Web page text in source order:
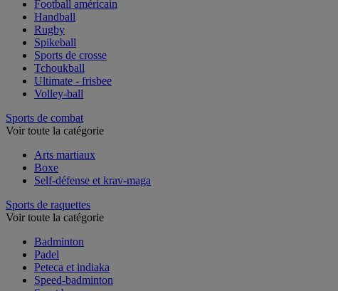
Football américain
Handball
Rugby
Spikeball
Sports de crosse
Tchoukball
Ultimate - frisbee
Volley-ball
Sports de combat
Voir toute la catégorie
Arts martiaux
Boxe
Self-défense et krav-maga
Sports de raquettes
Voir toute la catégorie
Badminton
Padel
Peteca et indiaka
Speed-badminton